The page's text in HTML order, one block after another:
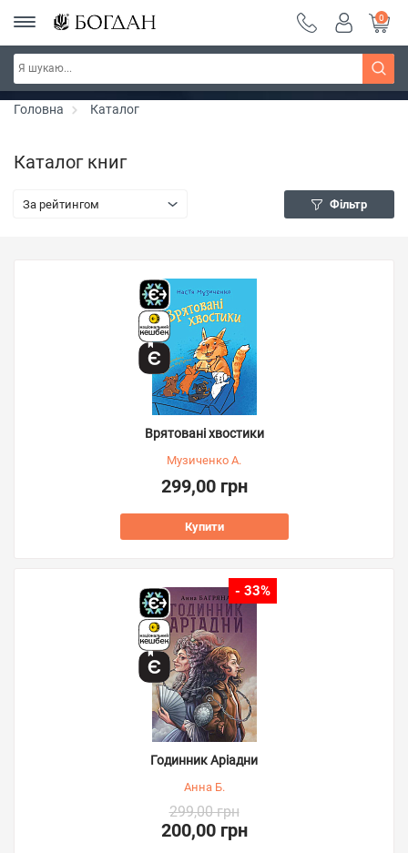
РОЗПРОДАЖ ~ 150 грн ~ 200 грн ~ 250 грн ~
300 грн ~ РОЗПРОДАЖ
Дізнатись більше
0
Головна Каталог
Каталог книг
За рейтингом Фільтр
Врятовані хвостики
Музиченко А.
299,00 грн
Купити
- 33%
Годинник Аріадни
Анна Б.
299,00 грн
200,00 грн